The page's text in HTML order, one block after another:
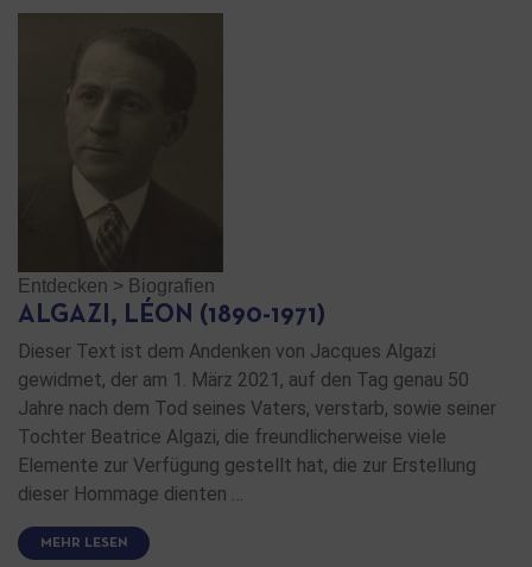
Entdecken > Biografien
ALGAZI, LÉON (1890-1971)
Dieser Text ist dem Andenken von Jacques Algazi
gewidmet, der am 1. März 2021, auf den Tag genau 50
Jahre nach dem Tod seines Vaters, verstarb, sowie seiner
Tochter Beatrice Algazi, die freundlicherweise viele
Elemente zur Verfügung gestellt hat, die zur Erstellung
dieser Hommage dienten …
MEHR LESEN